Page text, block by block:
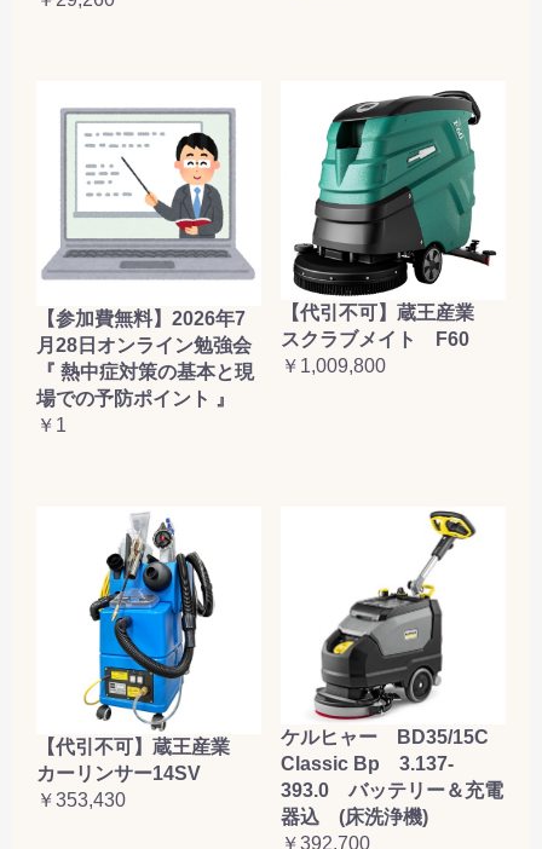
【参加費無料】2026年7
月28日オンライン勉強会
『 熱中症対策の基本と現
場での予防ポイント 』
￥1
【代引不可】蔵王産業
スクラブメイト F60
￥1,009,800
【代引不可】蔵王産業
カーリンサー14SV
￥353,430
ケルヒャー BD35/15C
Classic Bp 3.137-
393.0 バッテリー＆充電
器込 (床洗浄機)
￥392,700